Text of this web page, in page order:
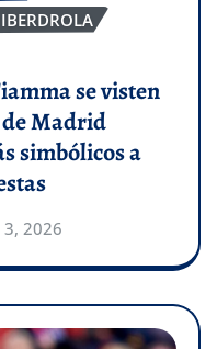
se visten
Madrid
simbólicos a
3, 2026